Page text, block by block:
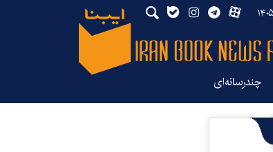
چندرسانه‌ای